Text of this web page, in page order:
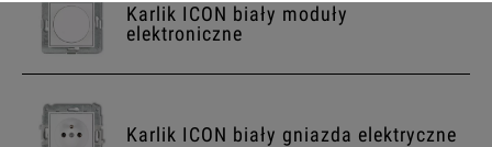
Karlik ICON biały moduły
elektroniczne
Karlik ICON biały gniazda elektryczne